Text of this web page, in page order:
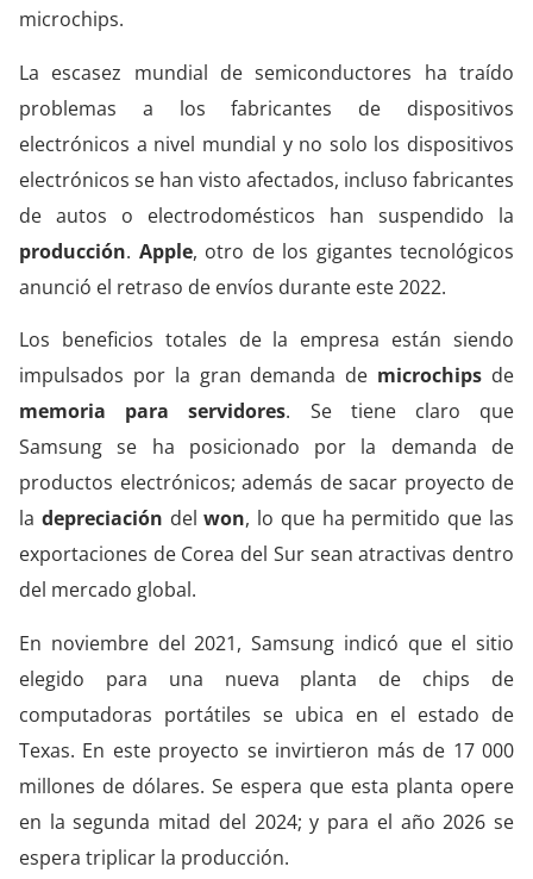
microchips.
La escasez mundial de semiconductores ha traído
problemas a los fabricantes de dispositivos
electrónicos a nivel mundial y no solo los dispositivos
electrónicos se han visto afectados, incluso fabricantes
de autos o electrodomésticos han suspendido la
producción. Apple, otro de los gigantes tecnológicos
anunció el retraso de envíos durante este 2022.
Los beneficios totales de la empresa están siendo
impulsados por la gran demanda de microchips de
memoria para servidores. Se tiene claro que
Samsung se ha posicionado por la demanda de
productos electrónicos; además de sacar proyecto de
la depreciación delwon, lo que ha permitido que las
exportaciones de Corea del Sur sean atractivas dentro
del mercado global.
En noviembre del 2021, Samsung indicó que el sitio
elegido para una nueva planta de chips de
computadoras portátiles se ubica en el estado de
Texas. En este proyecto se invirtieron más de 17 000
millones de dólares. Se espera que esta planta opere
en la segunda mitad del 2024; y para el año 2026 se
espera triplicar la producción.